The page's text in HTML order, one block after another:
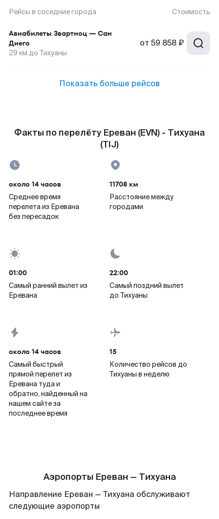
Рейсы в соседние города Стоимость
Авиабилеты Звартноц — Сан
Диего
29 км до Тихуаны
от 59 858 ₽
Показать больше рейсов
Факты по перелёту Ереван (EVN) - Тихуана
(TIJ)
около 14 часов
Среднее время
перелета из Еревана
без пересадок
11708 км
Расстояние между
городами
01:00
Самый ранний вылет из
Еревана
22:00
Самый поздний вылет
до Тихуаны
около 14 часов
Самый быстрый
прямой перелет из
Еревана туда и
обратно, найденный на
нашем сайте за
последнее время
15
Количество рейсов до
Тихуаны в неделю
Аэропорты Ереван — Тихуана
Направление Ереван — Тихуана обслуживают
следующие аэропорты